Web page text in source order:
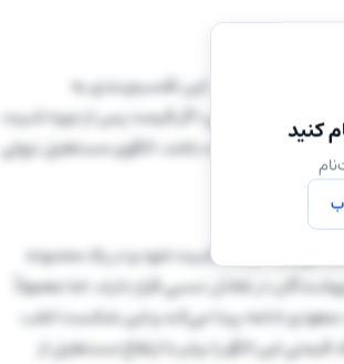
کنید
تقسیم می‌شود. این تقسیم‌بندی به
به طور کلی، اگر قیمت پس از دوره تثبیت
در جهت حمایت باشد، الگوی مستطیل نزولی
وارد مرحله تثبیت شود و در یک محدوده
در تعادل نسبی قرار دارند، اما معمولاً
ادامه پیدا می‌کند و این شکست اغلب
این الگو را برابر با ارتفاع مستطیل از